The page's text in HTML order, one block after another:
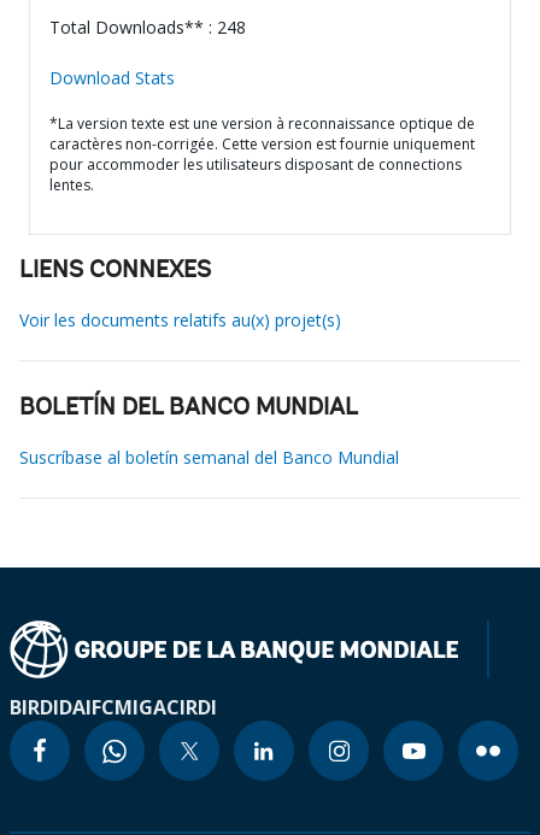
Total Downloads** : 248
Download Stats
*La version texte est une version à reconnaissance optique de
caractères non-corrigée. Cette version est fournie uniquement
pour accommoder les utilisateurs disposant de connections
lentes.
LIENS CONNEXES
Voir les documents relatifs au(x) projet(s)
BOLETÍN DEL BANCO MUNDIAL
Suscríbase al boletín semanal del Banco Mundial
BIRDIDAIFCMIGACIRDI